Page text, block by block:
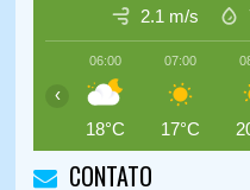
2.1 m/s
06:00
18°C
07:00
17°C
‹
CONTATO